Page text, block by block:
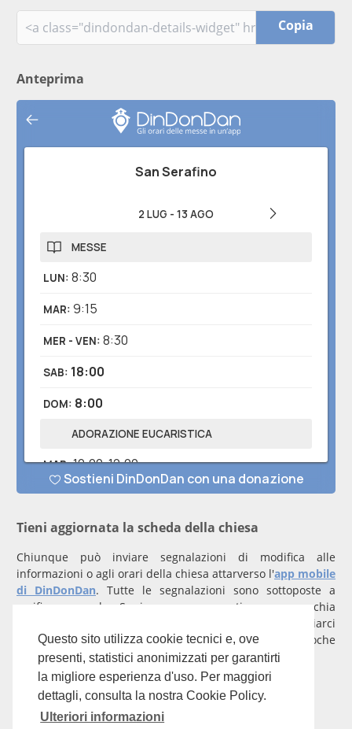
Questo sito utilizza cookie tecnici e, ove
presenti, statistici anonimizzati per garantirti
la migliore esperienza d'uso. Per maggiori
dettagli, consulta la nostra Cookie Policy.
Ulteriori informazioni
Copia
Anteprima
Tieni aggiornata la scheda della chiesa
Chiunque può inviare segnalazioni di modifica alle
informazioni o agli orari della chiesa attarverso l'app mobile
di DinDonDan. Tutte le segnalazioni sono sottoposte a
verifica manuale. Se invece rappresenti una parrocchia
con un account verificato per inviarci
comunicazioni prioritarie che saranno gestite entro poche
Per qualunque domanda scrivi ainfo@dindondan.app